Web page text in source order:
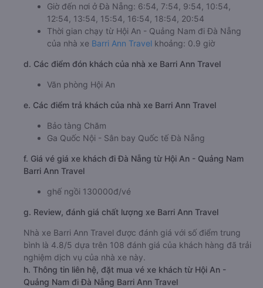
Giờ đến nơi ở Đà Nẵng: 6:54, 7:54, 9:54, 10:54,
12:54, 13:54, 15:54, 16:54, 18:54, 20:54
Thời gian chạy từ Hội An - Quảng Nam đi Đà Nẵng
của nhà xe Barri Ann Travel khoảng: 0.9 giờ
d. Các điểm đón khách của nhà xe Barri Ann Travel
Văn phòng Hội An
e. Các điểm trả khách của nhà xe Barri Ann Travel
Bảo tàng Chăm
Ga Quốc Nội - Sân bay Quốc tế Đà Nẵng
f. Giá vé giá xe khách đi Đà Nẵng từ Hội An - Quảng Nam
Barri Ann Travel
ghế ngồi 130000đ/vé
g. Review, đánh giá chất lượng xe Barri Ann Travel
Nhà xe Barri Ann Travel được đánh giá với số điểm trung
bình là 4.8/5 dựa trên 108 đánh giá của khách hàng đã trải
nghiệm dịch vụ của nhà xe này.
h. Thông tin liên hệ, đặt mua vé xe khách từ Hội An -
Quảng Nam đi Đà Nẵng Barri Ann Travel